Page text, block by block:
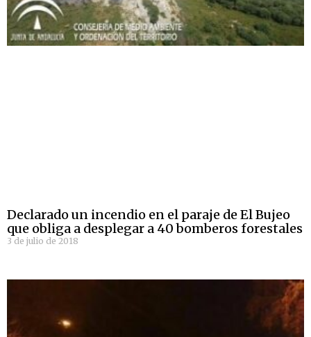
Declarado un incendio en el paraje de El Bujeo
que obliga a desplegar a 40 bomberos forestales
3 de julio de 2018